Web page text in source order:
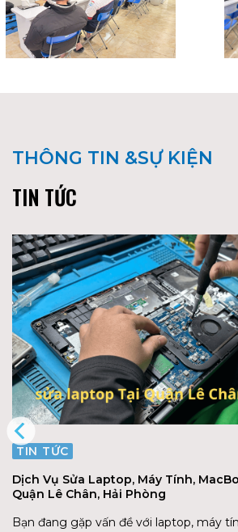
THÔNG TIN &SỰ KIỆN
TIN TỨC
TIN TỨC
Dịch Vụ Sửa Laptop, Máy Tính,
Quận Lê Chân, Hải Phòng
Bạn đang gặp vấn đề với laptop, máy